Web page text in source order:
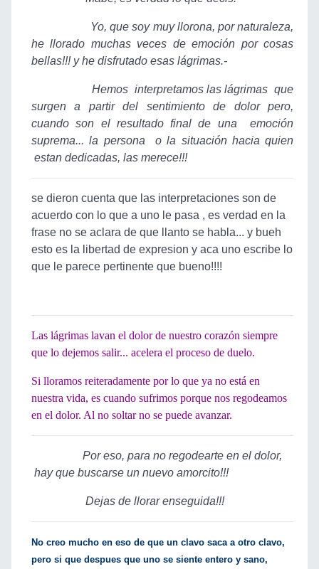
Yo, que soy muy llorona, por naturaleza,
he llorado muchas veces de emoción por cosas
bellas!!! y he disfrutado esas lágrimas.-
Hemos interpretamos las lágrimas que
surgen a partir del sentimiento de dolor pero,
cuando son el resultado final de una emoción
suprema... la persona o la situación hacia quien
estan dedicadas, las merece!!!
se dieron cuenta que las interpretaciones son de
acuerdo con lo que a uno le pasa , es verdad en la
frase no se aclara de que llanto se habla... y bueh
esto es la libertad de expresion y aca uno escribe lo
que le parece pertinente que bueno!!!!
Las lágrimas lavan el dolor de nuestro corazón siempre
que lo dejemos salir... acelera el proceso de duelo.
Si lloramos reiteradamente por lo que ya no está en
nuestra vida, es cuando sufrimos porque nos regodeamos
en el dolor. Al no soltar no se puede avanzar.
Por eso, para no regodearte en el dolor,
hay que buscarse un nuevo amorcito!!!
Dejas de llorar enseguida!!!
No creo mucho en eso de que un clavo saca a otro clavo,
pero si que despues que uno se siente entero y sano,